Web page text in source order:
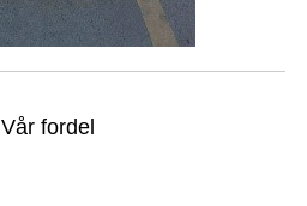
Vår fordel